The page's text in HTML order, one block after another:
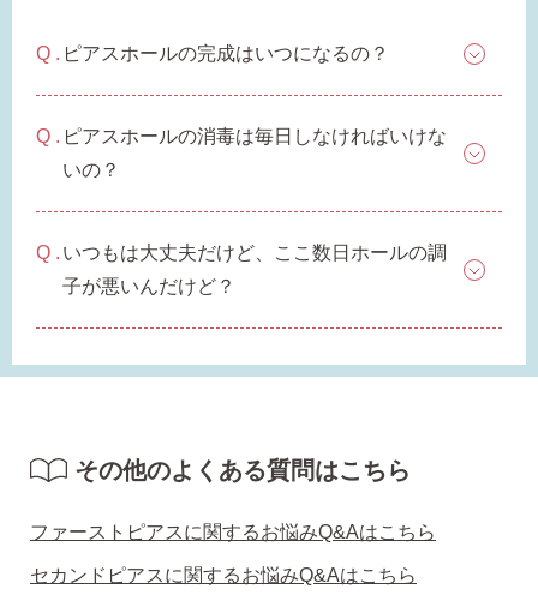
ピアスホールの完成はいつになるの？
ピアスホールの消毒は毎日しなければいけな
いの？
いつもは大丈夫だけど、ここ数日ホールの調
子が悪いんだけど？
その他のよくある質問はこちら
ファーストピアスに関するお悩みQ&Aはこちら
セカンドピアスに関するお悩みQ&Aはこちら